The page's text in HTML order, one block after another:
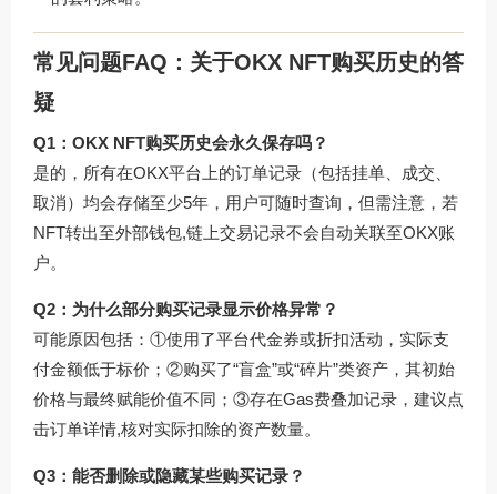
常见问题FAQ：关于OKX NFT购买历史的答
疑
Q1：OKX NFT购买历史会永久保存吗？
是的，所有在OKX平台上的订单记录（包括挂单、成交、
取消）均会存储至少5年，用户可随时查询，但需注意，若
NFT转出至外部钱包,链上交易记录不会自动关联至OKX账
户。
Q2：为什么部分购买记录显示价格异常？
可能原因包括：①使用了平台代金券或折扣活动，实际支
付金额低于标价；②购买了“盲盒”或“碎片”类资产，其初始
价格与最终赋能价值不同；③存在Gas费叠加记录，建议点
击订单详情,核对实际扣除的资产数量。
Q3：能否删除或隐藏某些购买记录？